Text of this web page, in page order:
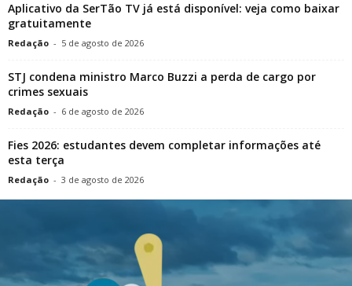
Aplicativo da SerTão TV já está disponível: veja como baixar
gratuitamente
Redação - 5 de agosto de 2026
STJ condena ministro Marco Buzzi a perda de cargo por
crimes sexuais
Redação - 6 de agosto de 2026
Fies 2026: estudantes devem completar informações até
esta terça
Redação - 3 de agosto de 2026